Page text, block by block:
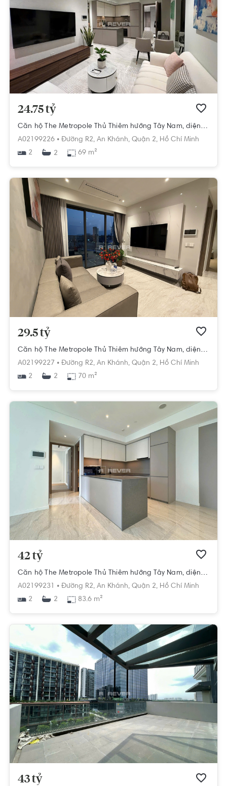
24.75 tỷ
Căn hộ The Metropole Thủ Thiêm hướng Tây Nam, diện tích 69m²
A02199226 • Đường R2, An Khánh, Quận 2, Hồ Chí Minh
2
2 69 m²
29.5 tỷ
Căn hộ The Metropole Thủ Thiêm hướng Tây Nam, diện tích 70m²
A02199227 • Đường R2, An Khánh, Quận 2, Hồ Chí Minh
2
2 70 m²
42 tỷ
Căn hộ The Metropole Thủ Thiêm hướng Tây Nam, diện tích 83.6m²
A02199231 • Đường R2, An Khánh, Quận 2, Hồ Chí Minh
2
2 83.6 m²
43 tỷ